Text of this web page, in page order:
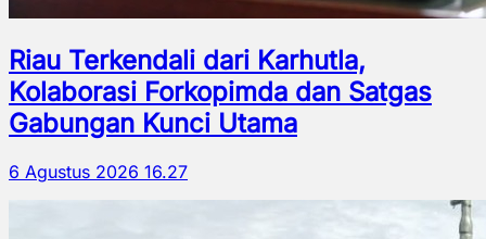
Riau Terkendali dari Karhutla,
Kolaborasi Forkopimda dan Satgas
Gabungan Kunci Utama
6 Agustus 2026 16.27